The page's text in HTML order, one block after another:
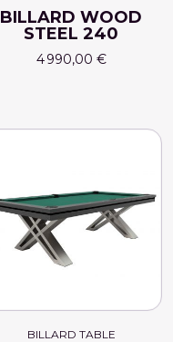
BILLARD WOOD
STEEL 240
4 990,00 €
BILLARD TABLE